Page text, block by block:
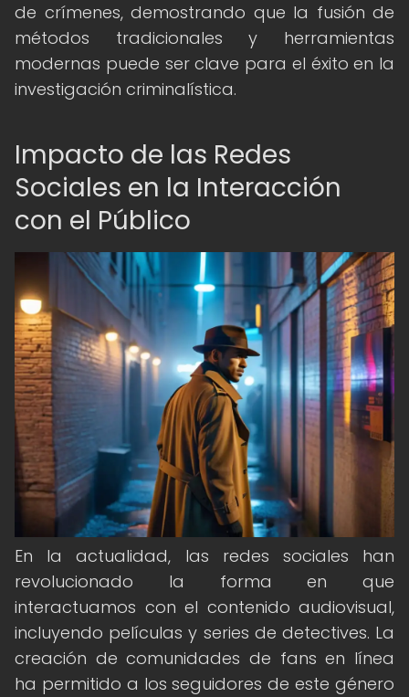
de crímenes, demostrando que la fusión de
métodos tradicionales y herramientas
modernas puede ser clave para el éxito en la
investigación criminalística.
Impacto de las Redes
Sociales en la Interacción
con el Público
En la actualidad, las redes sociales han
revolucionado la forma en que
interactuamos con el contenido audiovisual,
incluyendo películas y series de detectives. La
creación de comunidades de fans en línea
ha permitido a los seguidores de este género